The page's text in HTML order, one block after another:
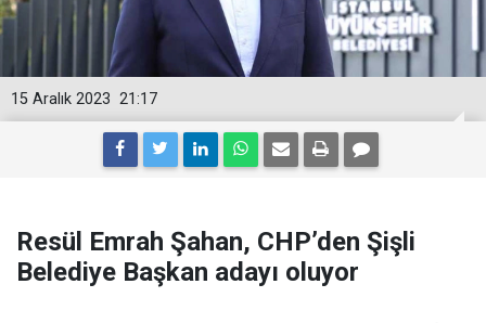
21:17
15 Aralık 2023
Resül Emrah Şahan, CHP’den Şişli
Belediye Başkan adayı oluyor